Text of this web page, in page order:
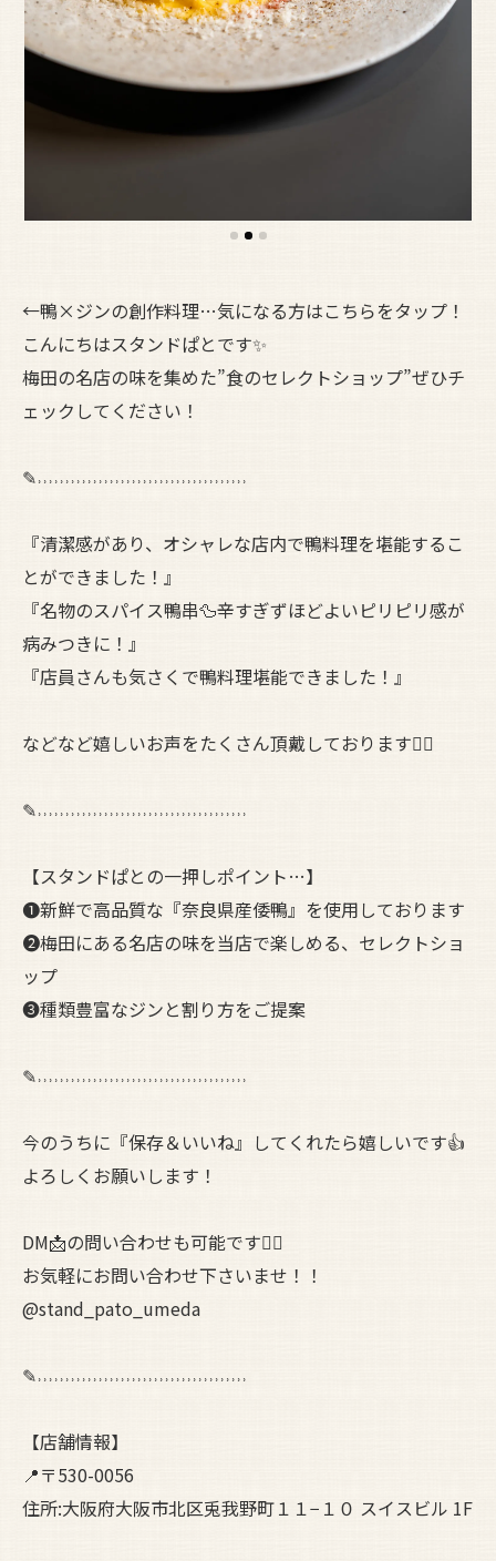
←鴨×ジンの創作料理…気になる方はこちらをタップ！
こんにちはスタンドぱとです✨
梅田の名店の味を集めた”食のセレクトショップ”ぜひチ
ェックしてください！
✎˒˒˒˒˒˒˒˒˒˒˒˒˒˒˒˒˒˒˒˒˒˒˒˒˒˒˒˒˒˒˒˒˒˒˒˒˒˒
『清潔感があり、オシャレな店内で鴨料理を堪能するこ
とができました！』
『名物のスパイス鴨串🦆辛すぎずほどよいピリピリ感が
病みつきに！』
『店員さんも気さくで鴨料理堪能できました！』
などなど嬉しいお声をたくさん頂戴しております🙇‍♀️
✎˒˒˒˒˒˒˒˒˒˒˒˒˒˒˒˒˒˒˒˒˒˒˒˒˒˒˒˒˒˒˒˒˒˒˒˒˒˒
【スタンドぱとの一押しポイント…】
❶新鮮で高品質な『奈良県産倭鴨』を使用しております
❷梅田にある名店の味を当店で楽しめる、セレクトショ
ップ
❸種類豊富なジンと割り方をご提案
✎˒˒˒˒˒˒˒˒˒˒˒˒˒˒˒˒˒˒˒˒˒˒˒˒˒˒˒˒˒˒˒˒˒˒˒˒˒˒
今のうちに『保存＆いいね』してくれたら嬉しいです👍
よろしくお願いします！
DM📩の問い合わせも可能です🙆‍♀️
お気軽にお問い合わせ下さいませ！！
@stand_pato_umeda
✎˒˒˒˒˒˒˒˒˒˒˒˒˒˒˒˒˒˒˒˒˒˒˒˒˒˒˒˒˒˒˒˒˒˒˒˒˒˒
【店舗情報】
📍〒530-0056
住所:大阪府大阪市北区兎我野町１１−１０ スイスビル 1F